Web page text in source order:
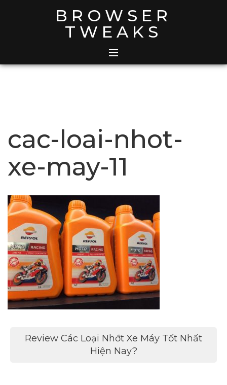
BROWSER
TWEAKS
cac-loai-nhot-
xe-may-11
Điều
Review Các Loại Nhớt Xe Máy Tốt Nhất
Hiện Nay?